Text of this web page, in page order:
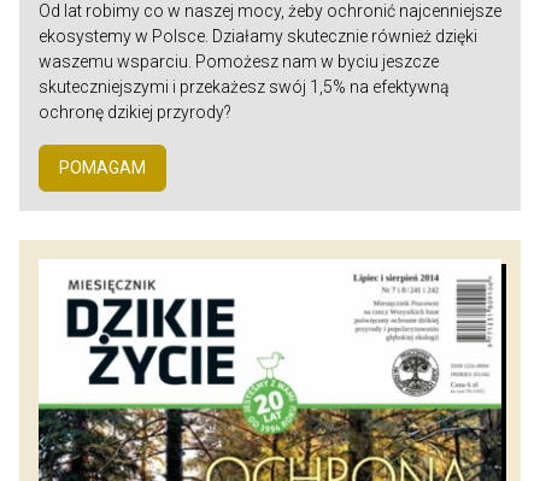
Od lat robimy co w naszej mocy, żeby ochronić najcenniejsze
ekosystemy w Polsce. Działamy skutecznie również dzięki
waszemu wsparciu. Pomożesz nam w byciu jeszcze
skuteczniejszymi i przekażesz swój 1,5% na efektywną
ochronę dzikiej przyrody?
POMAGAM